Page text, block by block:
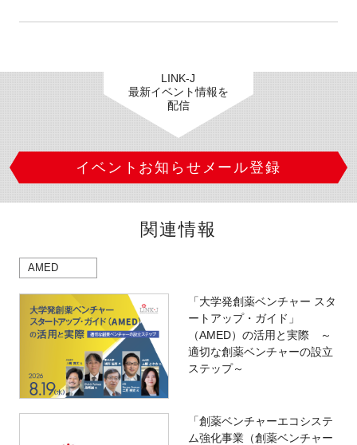
LINK-J
最新イベント情報を
配信
イベントお知らせメール登録
関連情報
AMED
「大学発創薬ベンチャー スタ
ートアップ・ガイド」
（AMED）の活用と実際 ～
適切な創薬ベンチャーの設立
ステップ～
「創薬ベンチャーエコシステ
ム強化事業（創薬ベンチャー